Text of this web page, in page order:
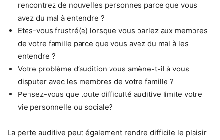
rencontrez de nouvelles personnes parce que vous
avez du mal à entendre ?
Etes-vous frustré(e) lorsque vous parlez aux membres
de votre famille parce que vous avez du mal à les
entendre ?
Votre problème d’audition vous amène-t-il à vous
disputer avec les membres de votre famille ?
Pensez-vous que toute difficulté auditive limite votre
vie personnelle ou sociale?
La perte auditive peut également rendre difficile le plaisir